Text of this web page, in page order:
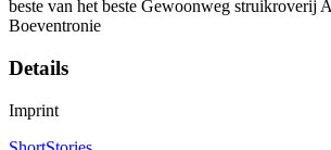
beste van het beste Gewoonweg struikroverij
Boeventronie
Details
Imprint